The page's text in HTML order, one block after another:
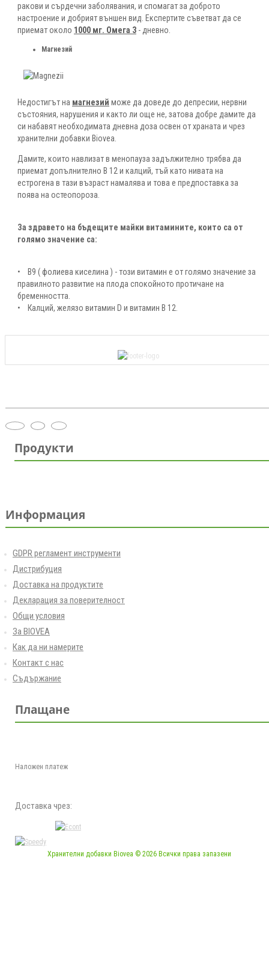
ракови и сърдечни заболявания, и спомагат за доброто
настроение и добрият външен вид. Експертите съветват да се
приемат около 1000 мг. Омега 3 - дневно.
Магнезий
Недостигът на магнезий може да доведе до депресии, нервни
състояния, нарушения и както ли още не, затова добре дамите да
си набавят необходимата дневна доза освен от храната и чрез
хранителни добавки Biovea.
Дамите, които навлизат в менопауза задължително трябва да
приемат допълнително В 12 и калций, тъй като нивата на
естрогена в тази възраст намалява и това е предпоставка за
поява на остеопороза.
За здравето на бъдещите майки витамините, които са от
голямо значение са:
• В9 ( фолиева киселина ) - този витамин е от голямо значение за
правилното развитие на плода спокойното протичане на
бременността.
• Калций, желязо витамин D и витамин В 12.
Продукти
Информация
GDPR регламент инструменти
Дистрибуция
Доставка на продуктите
Декларация за поверителност
Общи условия
За BIOVEA
Как да ни намерите
Контакт с нас
Съдържание
Плащане
Наложен платеж
Доставка чрез:
Хранителни добавки Biovea © 2026 Всички права запазени